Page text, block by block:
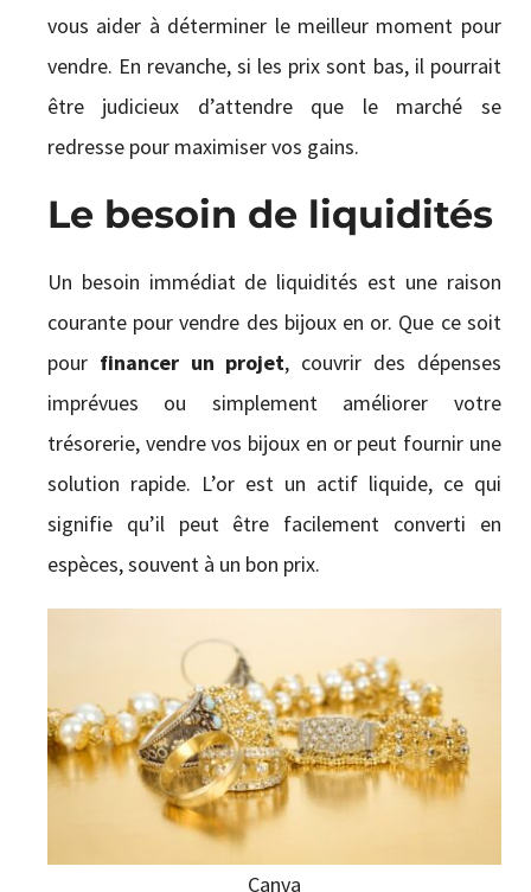
vous aider à déterminer le meilleur moment pour
vendre. En revanche, si les prix sont bas, il pourrait
être judicieux d’attendre que le marché se
redresse pour maximiser vos gains.
Le besoin de liquidités
Un besoin immédiat de liquidités est une raison
courante pour vendre des bijoux en or. Que ce soit
pourfinancer un projet, couvrir des dépenses
imprévues ou simplement améliorer votre
trésorerie, vendre vos bijoux en or peut fournir une
solution rapide. L’or est un actif liquide, ce qui
signifie qu’il peut être facilement converti en
espèces, souvent à un bon prix.
Canva